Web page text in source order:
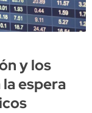
y los
espera